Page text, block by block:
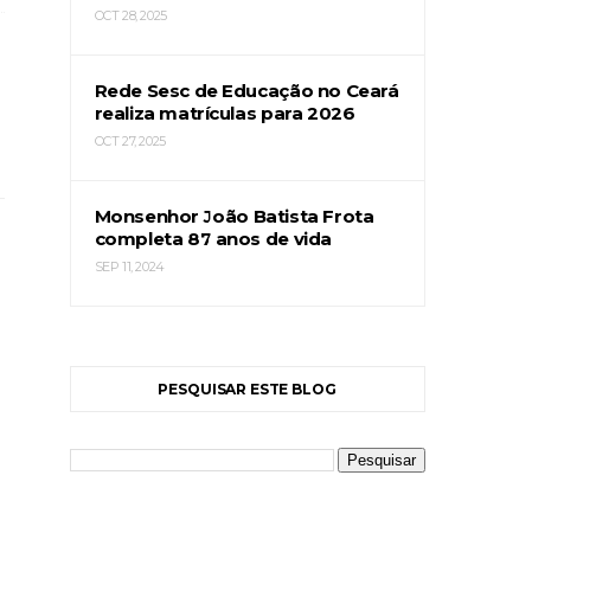
OCT 28, 2025
Rede Sesc de Educação no Ceará
realiza matrículas para 2026
OCT 27, 2025
Monsenhor João Batista Frota
completa 87 anos de vida
SEP 11, 2024
PESQUISAR ESTE BLOG